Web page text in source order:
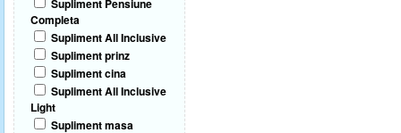
Supliment Pensiune
Completa
Supliment All Inclusive
Supliment prinz
Supliment cina
Supliment All Inclusive
Light
Supliment masa